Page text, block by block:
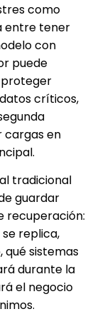
como
entre tener
con
puede
críticos,
cargas en
tradicional
guardar
recuperación:
replica,
qué sistemas
durante la
el negocio